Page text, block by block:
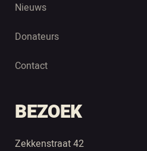
Nieuws
Donateurs
Contact
BEZOEK
Zekkenstraat 42